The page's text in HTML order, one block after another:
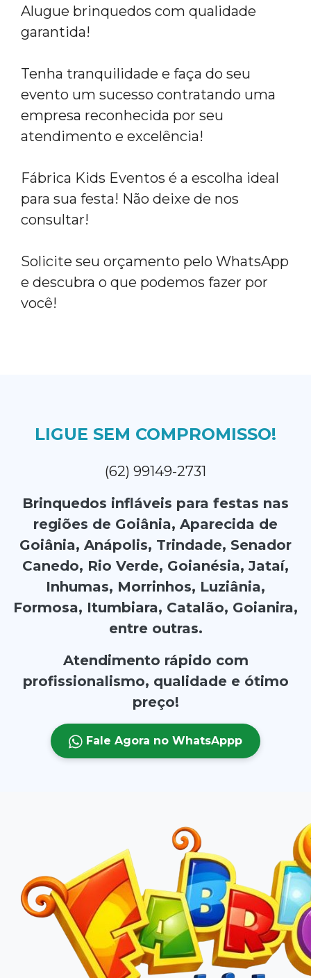
Alugue brinquedos com qualidade
garantida!
Tenha tranquilidade e faça do seu
evento um sucesso contratando uma
empresa reconhecida por seu
atendimento e excelência!
Fábrica Kids Eventos é a escolha ideal
para sua festa! Não deixe de nos
consultar!
Solicite seu orçamento pelo WhatsApp
e descubra o que podemos fazer por
você!
LIGUE SEM COMPROMISSO!
(62) 99149-2731
Brinquedos infláveis para festas nas
regiões de Goiânia, Aparecida de
Goiânia, Anápolis, Trindade, Senador
Canedo, Rio Verde, Goianésia, Jataí,
Inhumas, Morrinhos, Luziânia,
Formosa, Itumbiara, Catalão, Goianira,
entre outras.
Atendimento rápido com
profissionalismo, qualidade e ótimo
preço!
Fale Agora no WhatsAppp